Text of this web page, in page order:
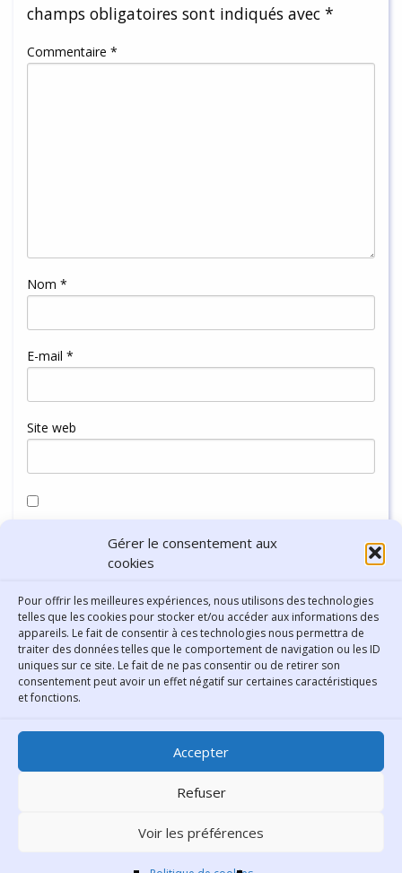
Gérer le consentement aux
cookies
Pour offrir les meilleures expériences, nous utilisons des technologies
telles que les cookies pour stocker et/ou accéder aux informations des
appareils. Le fait de consentir à ces technologies nous permettra de
traiter des données telles que le comportement de navigation ou les ID
uniques sur ce site. Le fait de ne pas consentir ou de retirer son
consentement peut avoir un effet négatif sur certaines caractéristiques
et fonctions.
Accepter
Refuser
Voir les préférences
champs obligatoires sont indiqués avec *
Commentaire *
Nom *
E-mail *
Site web
navigateur pour mon prochain commentaire.
Bibliothèque municipale de
Lyon
30 Boulevard Vivier-Merle